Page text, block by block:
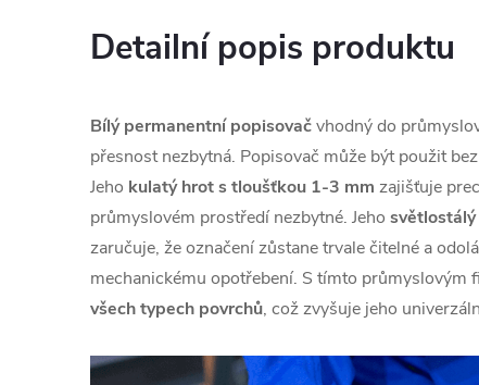
Detailní popis produktu
Bílý permanentní popisovačvhodný do
přesnost nezbytná. Popisovač může být použit
Jeho kulatý hrot s tloušťkou 1-3 mm zajišťuje
průmyslovém prostředí nezbytné. Jeho
zaručuje, že označení zůstane trvale čitelné a
mechanickému opotřebení. S tímto průmyslovým
všech typech povrchů, což zvyšuje jeho